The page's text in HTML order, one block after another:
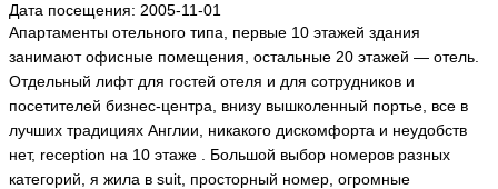
Дата посещения: 2005-11-01
Апартаменты отельного типа, первые 10 этажей здания
занимают офисные помещения, остальные 20 этажей — отель.
Отдельный лифт для гостей отеля и для сотрудников и
посетителей бизнес-центра, внизу вышколенный портье, все в
лучших традициях Англии, никакого дискомфорта и неудобств
нет, reception на 10 этаже . Большой выбор номеров разных
категорий, я жила в suit, просторный номер, огромные